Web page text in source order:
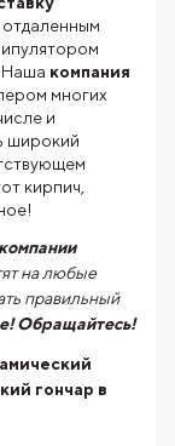
Наша компания
многих
и
широкий
кирпич,
компании
на любые
правильный
Обращайтесь!
гончар в